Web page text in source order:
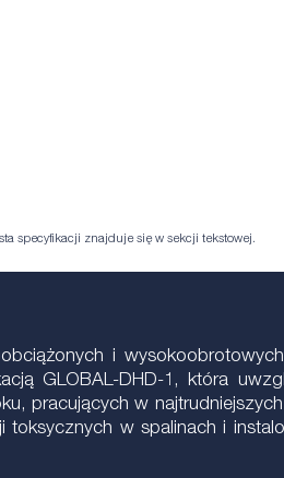
specyfikacji znajduje się w sekcji tekstowej.
i
GLOBAL-DHD-1, która
pracujących w
w spalinach i